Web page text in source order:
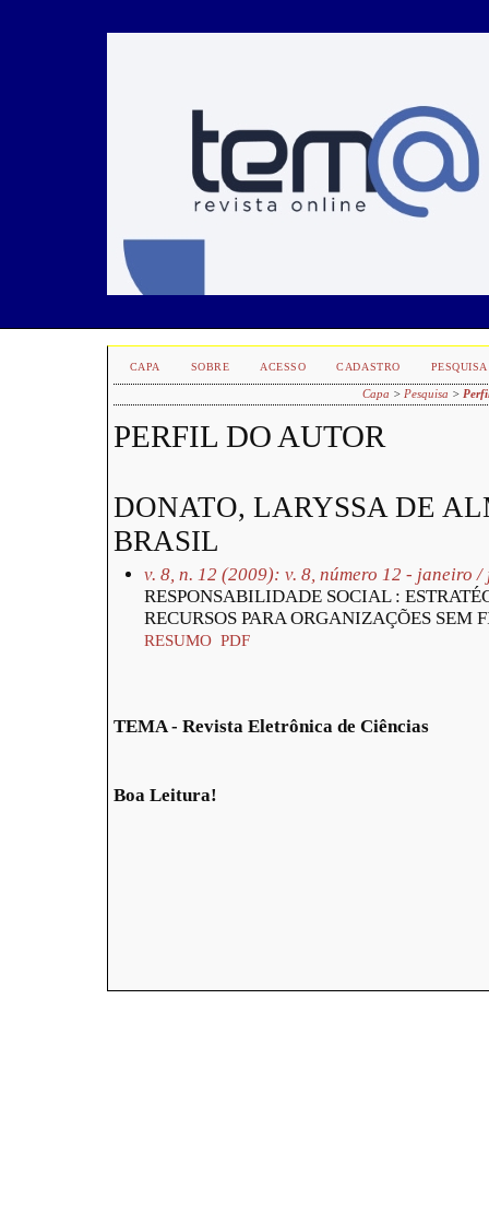
CAPA SOBRE ACESSO CADASTRO PESQUISA
Capa > Pesquisa >
PERFIL DO AUTOR
DONATO, LARYSSA DE
BRASIL
v. 8, n. 12 (2009): v. 8, número 12 - janeiro
RESPONSABILIDADE SOCIAL :
RECURSOS PARA ORGANIZAÇÕES SEM
RESUMO PDF
TEMA - Revista Eletrônica de Ciências
Boa Leitura!